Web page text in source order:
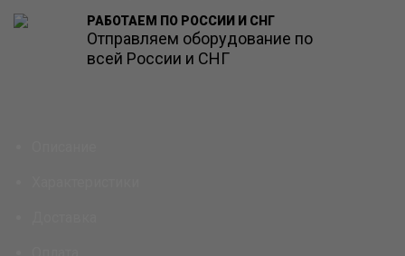
РАБОТАЕМ ПО РОССИИ И СНГ
Отправляем оборудование по
всей России и СНГ